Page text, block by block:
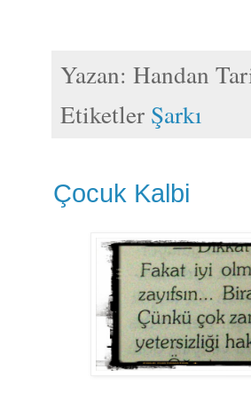
Yazan: Handan
Etiketler Şarkı
Çocuk Kalbi